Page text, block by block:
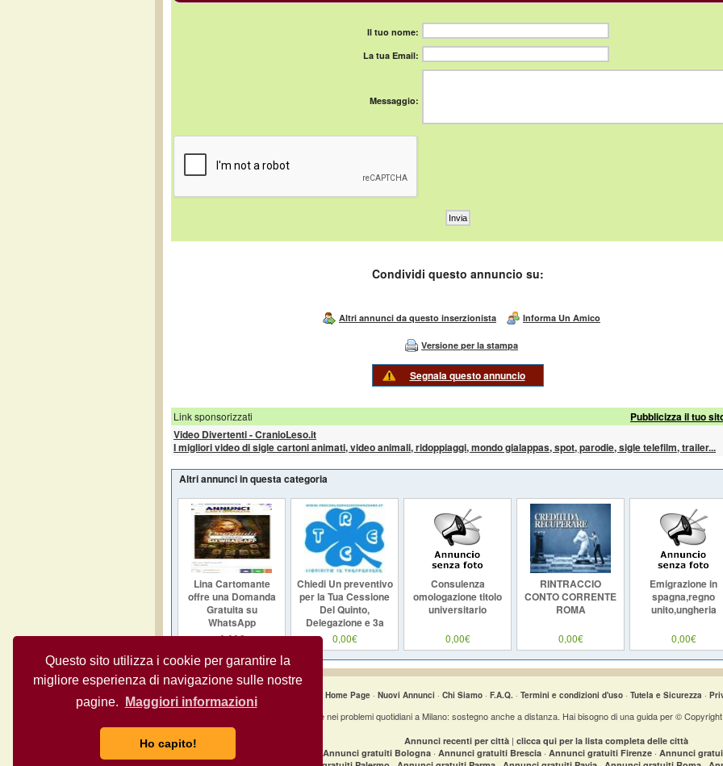
Questo sito utilizza i cookie per garantire la
migliore esperienza di navigazione sulle nostre
pagine.
Maggiori informazioni
Ho capito!
Il tuo nome:
La tua Email:
Messaggio:
Condividi questo annuncio su:
Altri annunci da questo inserzionista Informa Un Amico
Versione per la stampa
Segnala questo annuncio
Link sponsorizzati
Pubblicizza il tuo
Video Divertenti - CranioLeso.it
I migliori video di sigle cartoni animati, video animali, ridoppiaggi, mondo gialappas, spot, parodie, sigle telefilm, trailer...
Altri annunci in questa categoria
Lina Cartomante
offre una Domanda
Gratuita su
WhatsApp
0,00€
Chiedi Un preventivo
per la Tua Cessione
Del Quinto,
Delegazione e 3a
trattenuta in busta
0,00€
Consulenza
omologazione titolo
universitario
0,00€
RINTRACCIO
CONTO CORRENTE
ROMA
0,00€
Emigrazione in
spagna,regno
unito,ungheria
0,00€
Home Page · Nuovi Annunci · Chi Siamo · F.A.Q. · Termini e condizioni d'uso · Tutela e Sicurezza ·
Annunci Gratuiti » Consulente nei problemi quotidiani a Milano: sostegno anche a distanza. Hai bisogno di una guida per ©
Annunci recenti per città | clicca qui per la lista completa delle città
Annunci gratuiti Bologna · Annunci gratuiti Brescia · Annunci gratuiti Firenze · Annunci